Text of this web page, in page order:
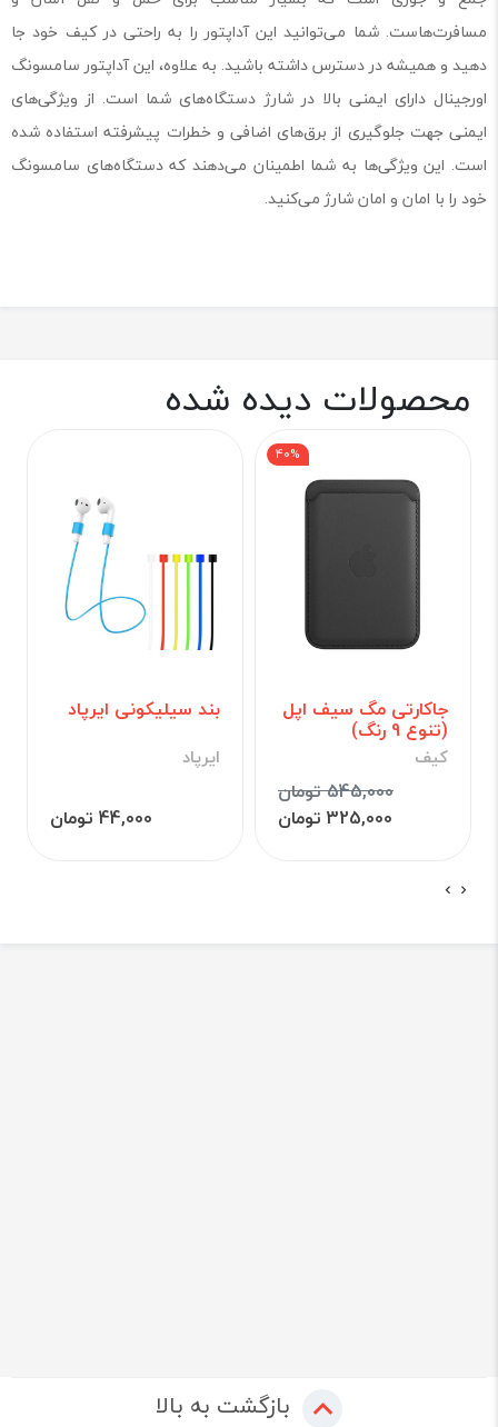
مسافرت‌هاست. شما می‌توانید این آداپتور را به راحتی در کیف خود جا
دهید و همیشه در دسترس داشته باشید. به علاوه، این آداپتور سامسونگ
اورجینال دارای ایمنی بالا در شارژ دستگاه‌های شما است. از ویژگی‌های
ایمنی جهت جلوگیری از برق‌های اضافی و خطرات پیشرفته استفاده شده
است. این ویژگی‌ها به شما اطمینان می‌دهند که دستگاه‌های سامسونگ
خود را با امان و امان شارژ می‌کنید.
محصولات دیده شده
جاکارتی مگ سیف اپل
(تنوع 9 رنگ)
کیف
545,000 تومان
40%
325,000 تومان
بند سیلیکونی ایرپاد
ایرپاد
44,000 تومان
بازگشت به بالا